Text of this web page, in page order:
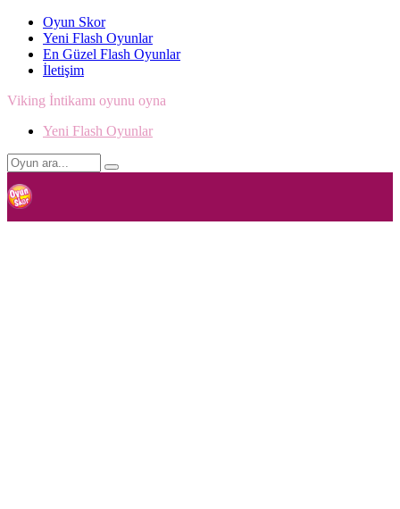
Oyun Skor
Yeni Flash Oyunlar
En Güzel Flash Oyunlar
İletişim
Viking İntikamı oyunu oyna
Yeni Flash Oyunlar